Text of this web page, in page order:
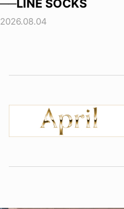
──LINE SOCKS
2026.08.04